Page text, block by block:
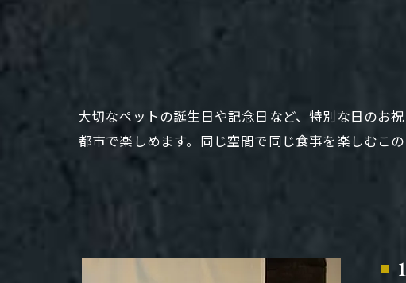
大切なペットの誕生日や記念日など、特別な日のお
都市で楽しめます。同じ空間で同じ食事を楽しむこ